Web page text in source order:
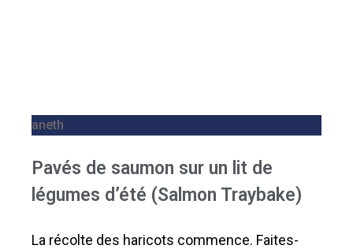
aneth
Pavés de saumon sur un lit de
légumes d’été (Salmon Traybake)
La récolte des haricots commence. Faites-